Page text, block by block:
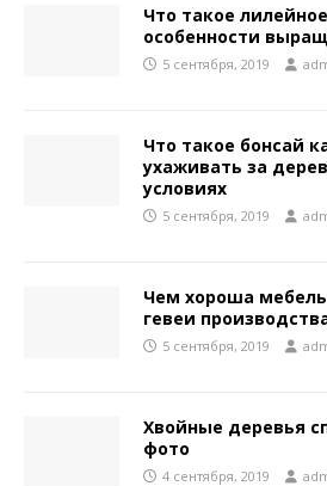
Что такое
особенности
5 сентября, 2019
Что такое бонсай
ухаживать за
условиях
5 сентября, 2019
Чем хороша
гевеи
5 сентября, 2019
Хвойные деревья
фото
4 сентября, 2019